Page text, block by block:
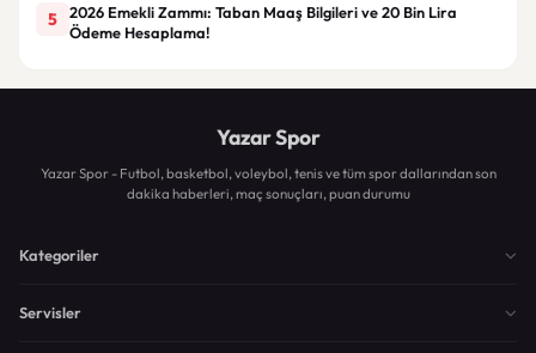
5
2026 Emekli Zammı: Taban Maaş Bilgileri ve 20 Bin Lira
Ödeme Hesaplama!
Yazar Spor
Yazar Spor - Futbol, basketbol, voleybol, tenis ve tüm spor dallarından son
dakika haberleri, maç sonuçları, puan durumu
Kategoriler
Servisler